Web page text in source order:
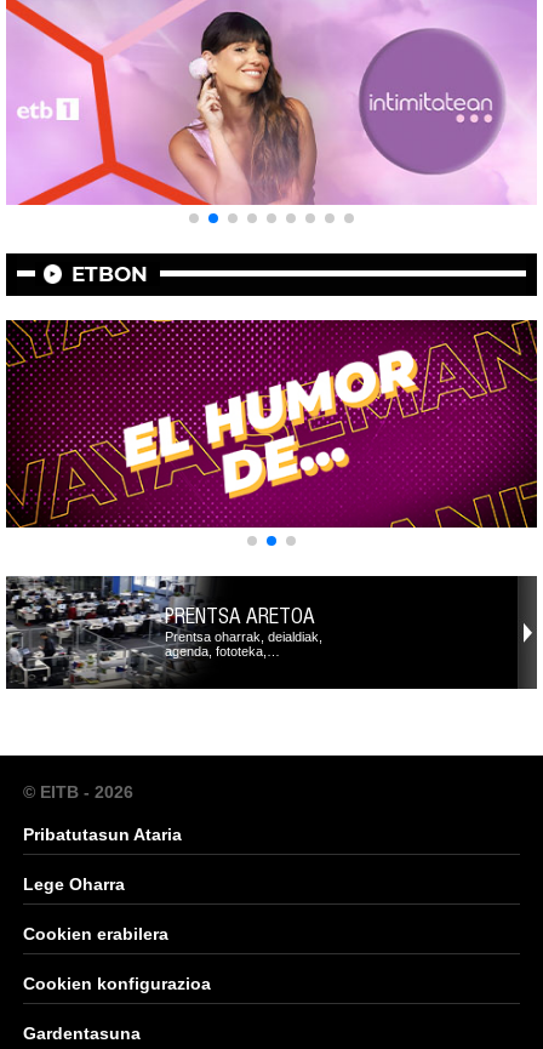
ETBON
PRENTSA ARETOA
Prentsa oharrak, deialdiak,
agenda, fototeka,…
© EITB - 2026
Pribatutasun Ataria
Lege Oharra
Cookien erabilera
Cookien konfigurazioa
Gardentasuna